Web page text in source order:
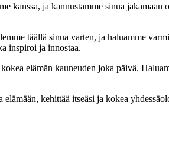
ja kannustamme sinua jakamaan
täällä sinua varten, ja haluamme
inspiroi ja innostaa.
elämän kauneuden joka päivä.
kehittää itseäsi ja kokea